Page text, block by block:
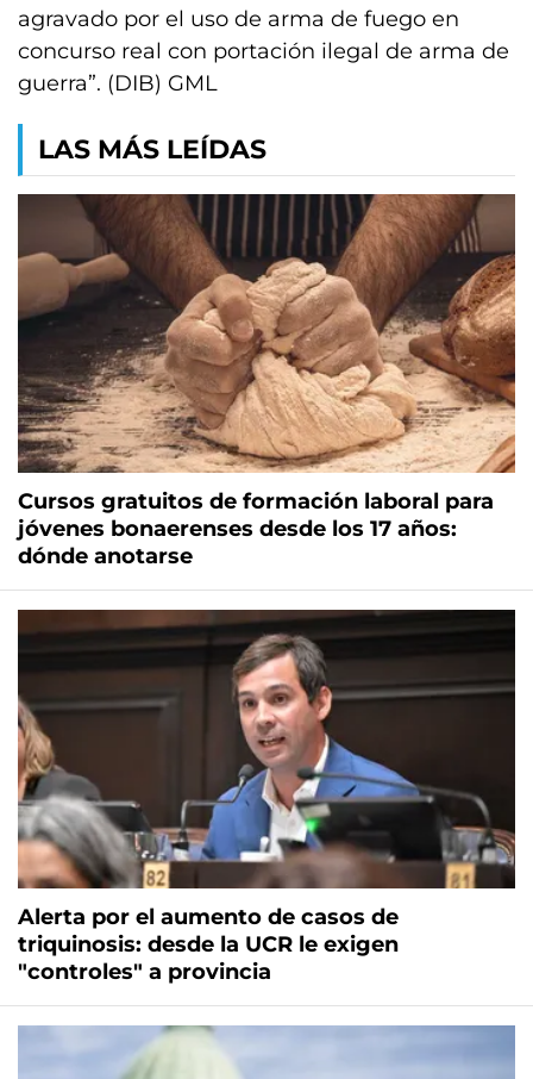
agravado por el uso de arma de fuego en
concurso real con portación ilegal de arma de
guerra”. (DIB) GML
LAS MÁS LEÍDAS
Cursos gratuitos de formación laboral para
jóvenes bonaerenses desde los 17 años:
dónde anotarse
Alerta por el aumento de casos de
triquinosis: desde la UCR le exigen
"controles" a provincia